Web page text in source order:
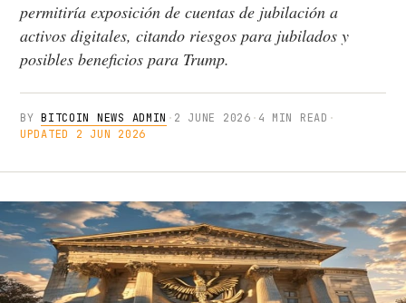
permitiría exposición de cuentas de jubilación a
activos digitales, citando riesgos para jubilados y
posibles beneficios para Trump.
BYBITCOIN NEWS ADMIN · 2 JUNE 2026 · 4 MIN READ ·
UPDATED 2 JUN 2026